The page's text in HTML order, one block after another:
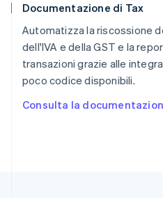
Documentazione di Tax
Automatizza la riscossione
dell'IVA e della GST e la
transazioni grazie alle
poco codice disponibili.
Consulta la
Slovacchia
English
Slovenia
Spagna
EspañolEnglish
English Español简体中文